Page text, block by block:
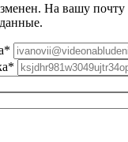
На вашу